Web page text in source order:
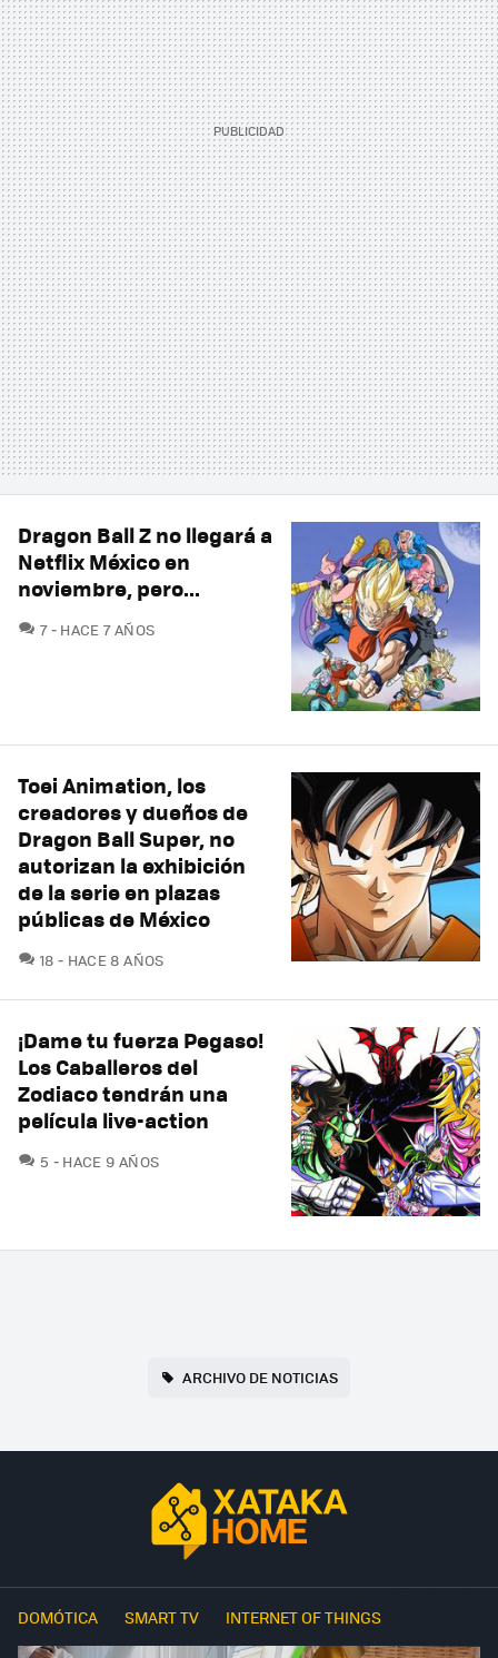
Dragon Ball Z no llegará a
Netflix México en
noviembre, pero...
7COMENTARIOS
HACE 7 AÑOS
Toei Animation, los
creadores y dueños de
Dragon Ball Super, no
autorizan la exhibición
de la serie en plazas
públicas de México
18 COMENTARIOS
HACE 8 AÑOS
¡Dame tu fuerza Pegaso!
Los Caballeros del
Zodiaco tendrán una
película live-action
5 COMENTARIOS
HACE 9 AÑOS
ARCHIVO DE NOTICIAS
DOMÓTICA SMART TV INTERNET OF THINGS